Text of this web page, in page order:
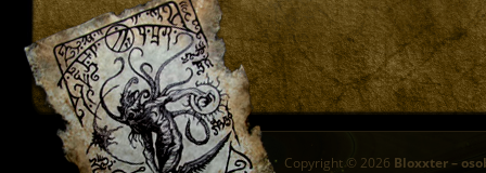
Copyright © 2026 Bloxxter –